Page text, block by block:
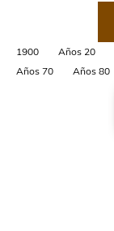
1900 Años 20
Años 70
Años 80